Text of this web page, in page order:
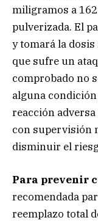
miligramos a
pulverizada. El
y tomará la
que sufre un
comprobado no
alguna
reacción
con supervisión
disminuir el
Para prevenir
recomendada
reemplazo total